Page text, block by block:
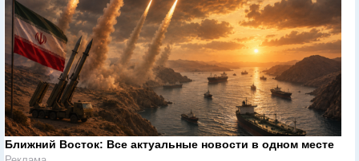
Ближний Восток: Все актуальные новости в одном месте